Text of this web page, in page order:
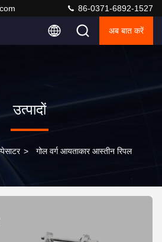
86-0371-6892-1527
अब बात करें
उत्पादों
> गोल वर्ग आयताकार आस्तीन रिपल